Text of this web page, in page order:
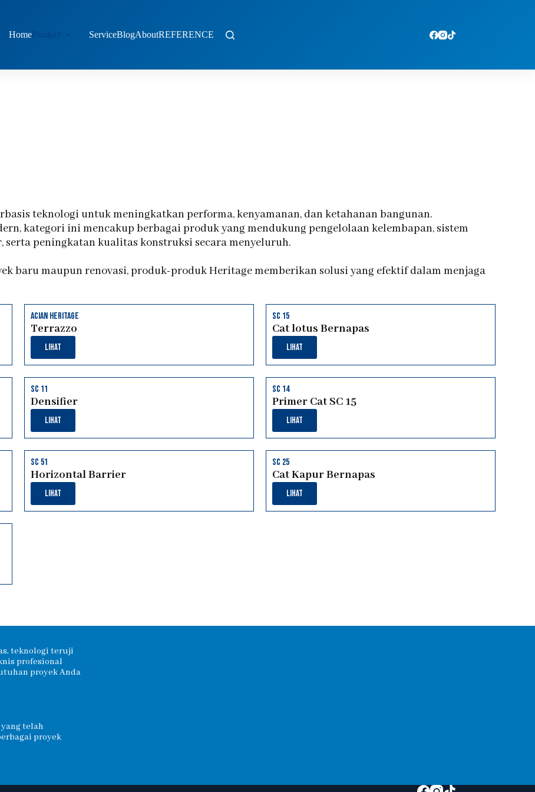
HomeProduct ServiceBlogAboutREFERENCE
teknologi untuk meningkatkan performa, kenyamanan, dan ketahanan bangunan.
kategori ini mencakup berbagai produk yang mendukung pengelolaan kelembapan, sistem
peningkatan kualitas konstruksi secara menyeluruh.
baru maupun renovasi, produk-produk Heritage memberikan solusi yang efektif dalam menjaga
Acian heritage
Terrazzo
Lihat
sc 15
Cat lotus Bernapas
Lihat
sc 11
Densifier
Lihat
sc 14
Primer Cat SC 15
Lihat
sc 51
Horizontal Barrier
Lihat
sc 25
Cat Kapur Bernapas
Lihat
teknologi teruji
profesional
proyek Anda
telah
proyek